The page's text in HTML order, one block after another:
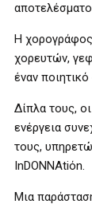
Η
χορευτών,
έναν
Δίπλα τους,
ενέργεια
τους,
InDONNAtiόn.
Μια